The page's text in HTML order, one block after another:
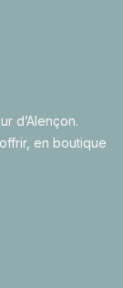
d’Alençon.
en boutique